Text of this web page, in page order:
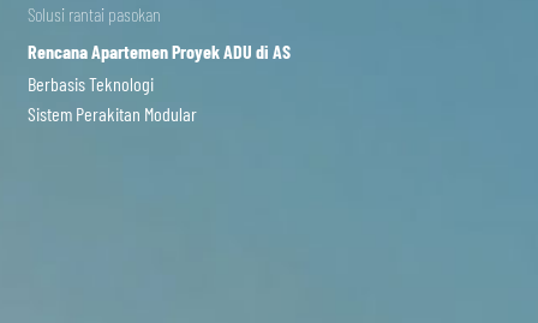
Solusi rantai pasokan
Rencana Apartemen Proyek ADU di AS
Berbasis Teknologi
Sistem Perakitan Modular